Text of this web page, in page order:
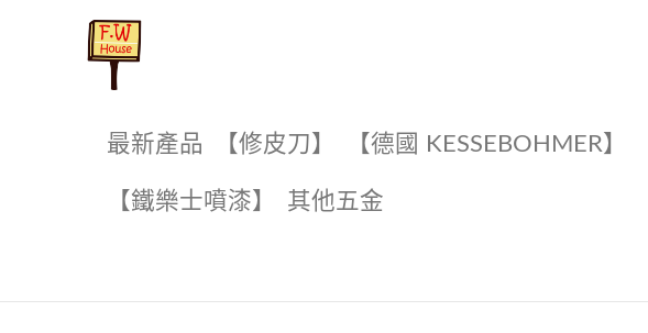
最新產品 【修皮刀】 【德國 KESSEBOHMER】
【鐵樂士噴漆】 其他五金